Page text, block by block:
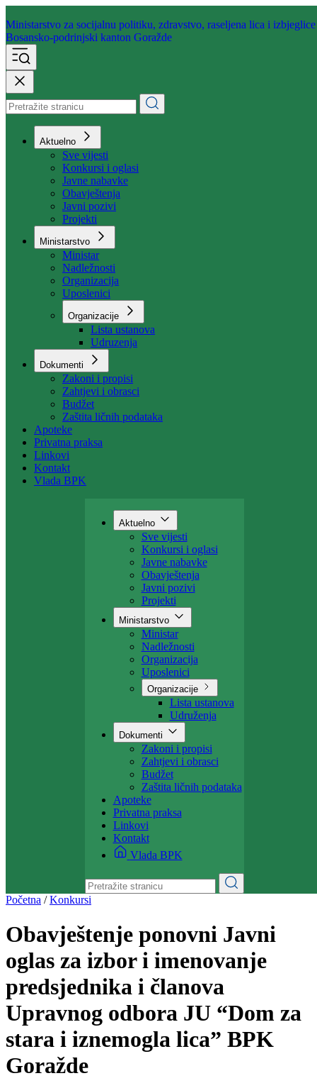
Ministarstvo za socijalnu politiku, zdravstvo, raseljena lica i izbjeglice
Bosansko-podrinjski kanton Goražde
Aktuelno
Sve vijesti
Konkursi i oglasi
Javne nabavke
Obavještenja
Javni pozivi
Projekti
Ministarstvo
Ministar
Nadležnosti
Organizacija
Uposlenici
Organizacije
Lista ustanova
Udruzenja
Dokumenti
Zakoni i propisi
Zahtjevi i obrasci
Budžet
Zaštita ličnih podataka
Apoteke
Privatna praksa
Linkovi
Kontakt
Vlada BPK
Aktuelno
Sve vijesti
Konkursi i oglasi
Javne nabavke
Obavještenja
Javni pozivi
Projekti
Ministarstvo
Ministar
Nadležnosti
Organizacija
Uposlenici
Organizacije
Lista ustanova
Udruženja
Dokumenti
Zakoni i propisi
Zahtjevi i obrasci
Budžet
Zaštita ličnih podataka
Apoteke
Privatna praksa
Linkovi
Kontakt
Vlada BPK
Početna /Konkursi
Obavještenje ponovni Javni
oglas za izbor i imenovanje
predsjednika i članova
Upravnog odbora JU “Dom za
stara i iznemogla lica” BPK
Goražde